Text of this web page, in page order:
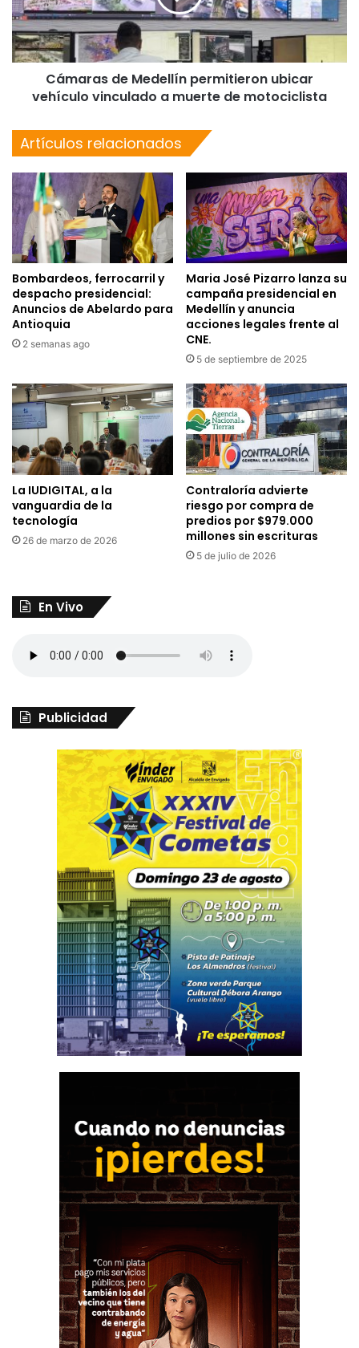
Cámaras de Medellín permitieron ubicar
vehículo vinculado a muerte de motociclista
Artículos relacionados
Bombardeos, ferrocarril y
despacho presidencial:
Anuncios de Abelardo para
Antioquia
2 semanas ago
Maria José Pizarro lanza su
campaña presidencial en
Medellín y anuncia
acciones legales frente al
CNE.
5 de septiembre de 2025
La IUDIGITAL, a la
vanguardia de la
tecnología
26 de marzo de 2026
Contraloría advierte
riesgo por compra de
predios por $979.000
millones sin escrituras
5 de julio de 2026
En Vivo
Publicidad